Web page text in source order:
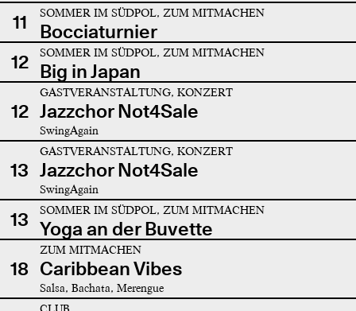
11 SOMMER IM SÜDPOL, ZUM MITMACHEN
Bocciaturnier
12
SOMMER IM SÜDPOL, ZUM MITMACHEN
Big in Japan
12
GASTVERANSTALTUNG, KONZERT
Jazzchor Not4Sale
SwingAgain
13
GASTVERANSTALTUNG, KONZERT
Jazzchor Not4Sale
SwingAgain
13 SOMMER IM SÜDPOL, ZUM MITMACHEN
Yoga an der Buvette
18
ZUM MITMACHEN
Caribbean Vibes
Salsa, Bachata, Merengue